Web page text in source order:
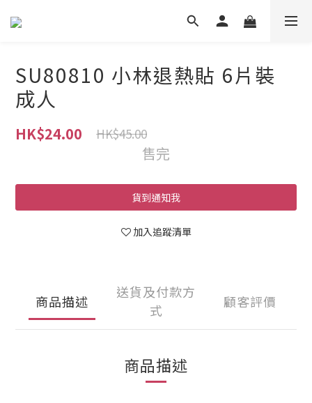
SU80810 小林退熱貼 6片裝
成人
HK$24.00 HK$45.00
售完
貨到通知我
加入追蹤清單
商品描述
送貨及付款方
式
顧客評價
商品描述